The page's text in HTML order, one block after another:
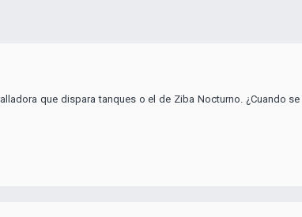
que dispara tanques o el de Ziba Nocturno. ¿Cuando se